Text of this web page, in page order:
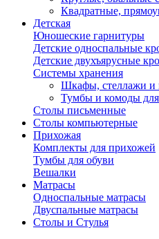
Квадратные,
Детская
Юношеские гарнитуры
Детские односпальные
Детские двухъярусные
Системы хранения
Шкафы, стеллажи и
Тумбы и комоды для
Столы письменные
Столы компьютерные
Прихожая
Комплекты для прихожей
Тумбы для обуви
Вешалки
Матрасы
Односпальные матрасы
Двуспальные матрасы
Столы и Стулья